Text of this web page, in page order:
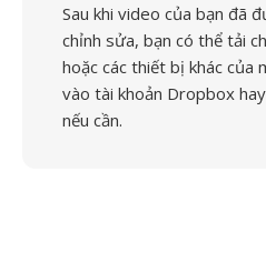
Sau khi video của bạn đã
chỉnh sửa, bạn có thể tải
hoặc các thiết bị khác của
vào tài khoản Dropbox
nếu cần.